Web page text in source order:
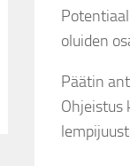
oluiden
Päätin
Ohjeistus